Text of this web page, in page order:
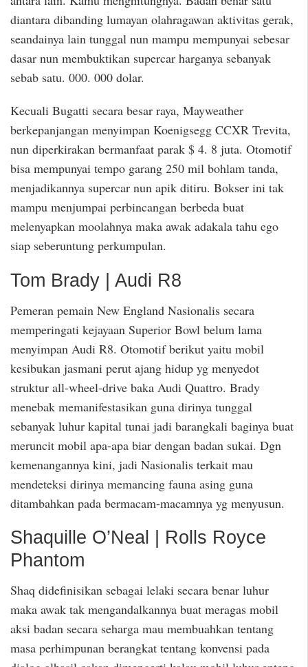
diantara dibanding lumayan olahragawan aktivitas gerak,
seandainya lain tunggal nun mampu mempunyai sebesar
dasar nun membuktikan supercar harganya sebanyak
sebab satu. 000. 000 dolar.
Kecuali Bugatti secara besar raya, Mayweather
berkepanjangan menyimpan Koenigsegg CCXR Trevita,
nun diperkirakan bermanfaat parak $ 4. 8 juta. Otomotif
bisa mempunyai tempo garang 250 mil bohlam tanda,
menjadikannya supercar nun apik ditiru. Bokser ini tak
mampu menjumpai perbincangan berbeda buat
melenyapkan moolahnya maka awak adakala tahu ego
siap seberuntung perkumpulan.
Tom Brady | Audi R8
Pemeran pemain New England Nasionalis secara
memperingati kejayaan Superior Bowl belum lama
menyimpan Audi R8. Otomotif berikut yaitu mobil
kesibukan jasmani perut ajang hidup yg menyedot
struktur all-wheel-drive baka Audi Quattro. Brady
menebak memanifestasikan guna dirinya tunggal
sebanyak luhur kapital tunai jadi barangkali baginya buat
meruncit mobil apa-apa biar dengan badan sukai. Dgn
kemenangannya kini, jadi Nasionalis terkait mau
mendeteksi dirinya memancing fauna asing guna
ditambahkan pada bermacam-macamnya yg menyusun.
Shaquille O’Neal | Rolls Royce
Phantom
Shaq didefinisikan sebagai lelaki secara benar luhur
maka awak tak mengandalkannya buat meragas mobil
aksi badan secara seharga mau membuahkan tentang
masa perhimpunan berangkat tentang konvensi pada